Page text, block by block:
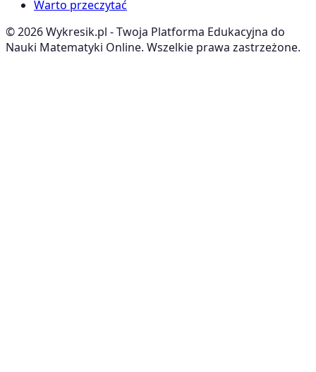
Warto przeczytać
©2026Wykresik.pl - Twoja Platforma Edukacyjna do
Nauki Matematyki Online. Wszelkie prawa zastrzeżone.